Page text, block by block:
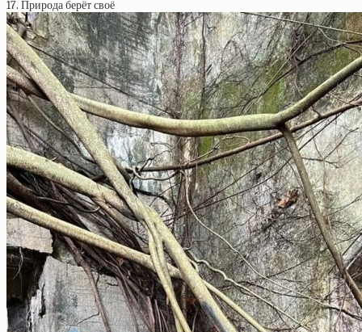
17. Природа берёт своё